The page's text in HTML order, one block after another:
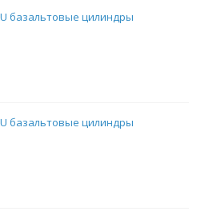
базальтовые цилиндры
базальтовые цилиндры